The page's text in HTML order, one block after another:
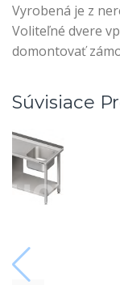
Vyrobená je z
Voliteľné dvere
domontovať
Súvisiace